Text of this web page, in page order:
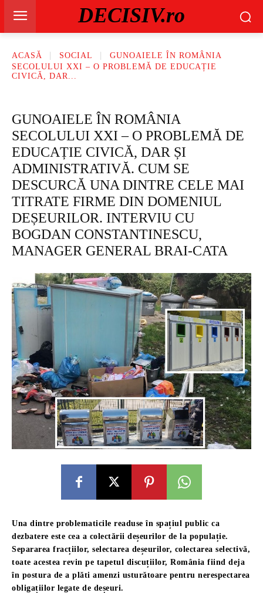
DECISIV.ro
ACASĂ SOCIAL
GUNOAIELE ÎN ROMÂNIA
SECOLULUI XXI – O PROBLEMĂ DE EDUCAȚIE
CIVICĂ, DAR...
GUNOAIELE ÎN ROMÂNIA
SECOLULUI XXI – O PROBLEMĂ DE
EDUCAȚIE CIVICĂ, DAR ȘI
ADMINISTRATIVĂ. CUM SE
DESCURCĂ UNA DINTRE CELE MAI
TITRATE FIRME DIN DOMENIUL
DEȘEURILOR. INTERVIU CU
BOGDAN CONSTANTINESCU,
MANAGER GENERAL BRAI-CATA
Una dintre problematicile readuse în spațiul public ca
dezbatere este cea a colectării deșeurilor de la populație.
Separarea fracțiilor, selectarea deșeurilor, colectarea selectivă,
toate acestea revin pe tapetul discuțiilor, România fiind deja
în postura de a plăti amenzi usturătoare pentru nerespectarea
obligațiilor legate de deșeuri.